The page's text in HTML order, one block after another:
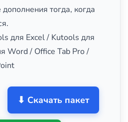
тогда, когда
для Excel / Kutools для
Word / Office Tab Pro /
⬇ Скачать пакет